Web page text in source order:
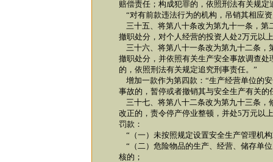
赔偿责任；构成犯罪的，依照刑法有关规定
“对有前款违法行为的机构，吊销其相应
三十五、将第八十条改为第九十一条，第
撤职处分，对个人经营的投资人处2万元以
三十六、将第八十一条改为第九十二条，
撤职处分，并依照有关生产安全事故调查
的，依照刑法有关规定追究刑事责任。”
增加一款作为第四款：“生产经营单位的
事故的，暂停或者撤销其与安全生产有关
三十七、将第八十二条改为第九十三条，
改正的，责令停产停业整顿，并处5万元以
罚款：
“（一）未按照规定设置安全生产管理机
“（二）危险物品的生产、经营、储存单
核的；